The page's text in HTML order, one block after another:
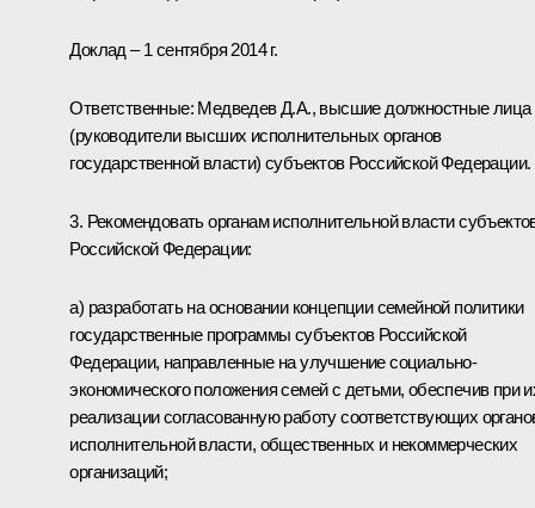
Доклад – 1 сентября 2014 г.
Ответственные: Медведев Д.А., высшие должностные лица
(руководители высших исполнительных органов
государственной власти) субъектов Российской Федерации.
3. Рекомендовать органам исполнительной власти
Российской Федерации:
а) разработать на основании концепции семейной политики
государственные программы субъектов Российской
Федерации, направленные на улучшение социально-
экономического положения семей с детьми, обеспечив при
реализации согласованную работу соответствующих
исполнительной власти, общественных и некоммерческих
организаций;